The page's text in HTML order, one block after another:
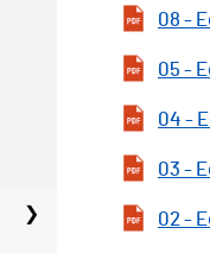
08 -
05 -
04 -
03 -
02 -